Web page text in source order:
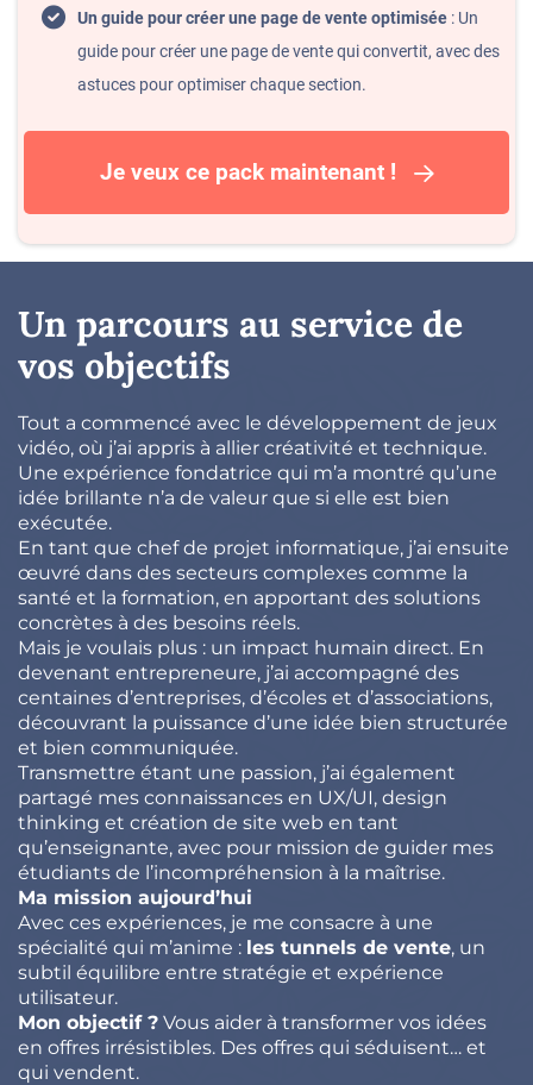
Un guide pour créer une page de vente optimisée : Un
guide pour créer une page de vente qui convertit, avec des
astuces pour optimiser chaque section.
Je veux ce pack maintenant !
Un parcours au service de
vos objectifs
Tout a commencé avec le développement de jeux
vidéo, où j’ai appris à allier créativité et technique.
Une expérience fondatrice qui m’a montré qu’une
idée brillante n’a de valeur que si elle est bien
exécutée.
En tant que chef de projet informatique, j’ai ensuite
œuvré dans des secteurs complexes comme la
santé et la formation, en apportant des solutions
concrètes à des besoins réels.
Mais je voulais plus : un impact humain direct. En
devenant entrepreneure, j’ai accompagné des
centaines d’entreprises, d’écoles et d’associations,
découvrant la puissance d’une idée bien structurée
et bien communiquée.
Transmettre étant une passion, j’ai également
partagé mes connaissances en UX/UI, design
thinking et création de site web en tant
qu’enseignante, avec pour mission de guider mes
étudiants de l’incompréhension à la maîtrise.
Ma mission aujourd’hui
Avec ces expériences, je me consacre à une
spécialité qui m’anime : les tunnels de vente, un
subtil équilibre entre stratégie et expérience
utilisateur.
Mon objectif ? Vous aider à transformer vos idées
en offres irrésistibles. Des offres qui séduisent… et
qui vendent.